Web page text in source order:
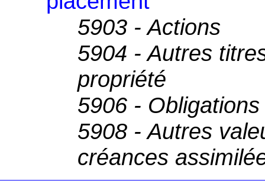
5903 - Actions
5904 - Autres
propriété
5906 - Obligations
5908 - Autres
créances